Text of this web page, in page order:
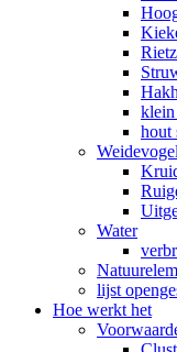
klein
hout
Water
lijst
Hoe werkt het